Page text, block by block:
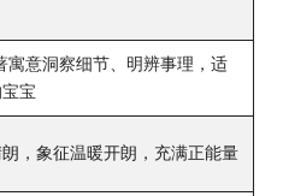
寓意洞察细节、明辨事理，适
宝
，象征温暖开朗，充满正能量